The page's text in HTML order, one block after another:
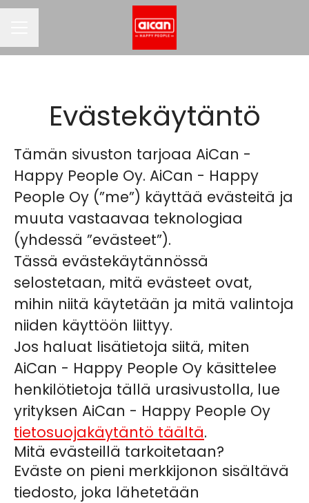
Evästekäytäntö
Tämän sivuston tarjoaa AiCan -
Happy People Oy. AiCan - Happy
People Oy (”me”) käyttää evästeitä ja
muuta vastaavaa teknologiaa
(yhdessä ”evästeet”).
Tässä evästekäytännössä
selostetaan, mitä evästeet ovat,
mihin niitä käytetään ja mitä valintoja
niiden käyttöön liittyy.
Jos haluat lisätietoja siitä, miten
AiCan - Happy People Oy käsittelee
henkilötietoja tällä urasivustolla, lue
yrityksen AiCan - Happy People Oy
tietosuojakäytäntö täältä.
Mitä evästeillä tarkoitetaan?
Eväste on pieni merkkijonon sisältävä
tiedosto, joka lähetetään